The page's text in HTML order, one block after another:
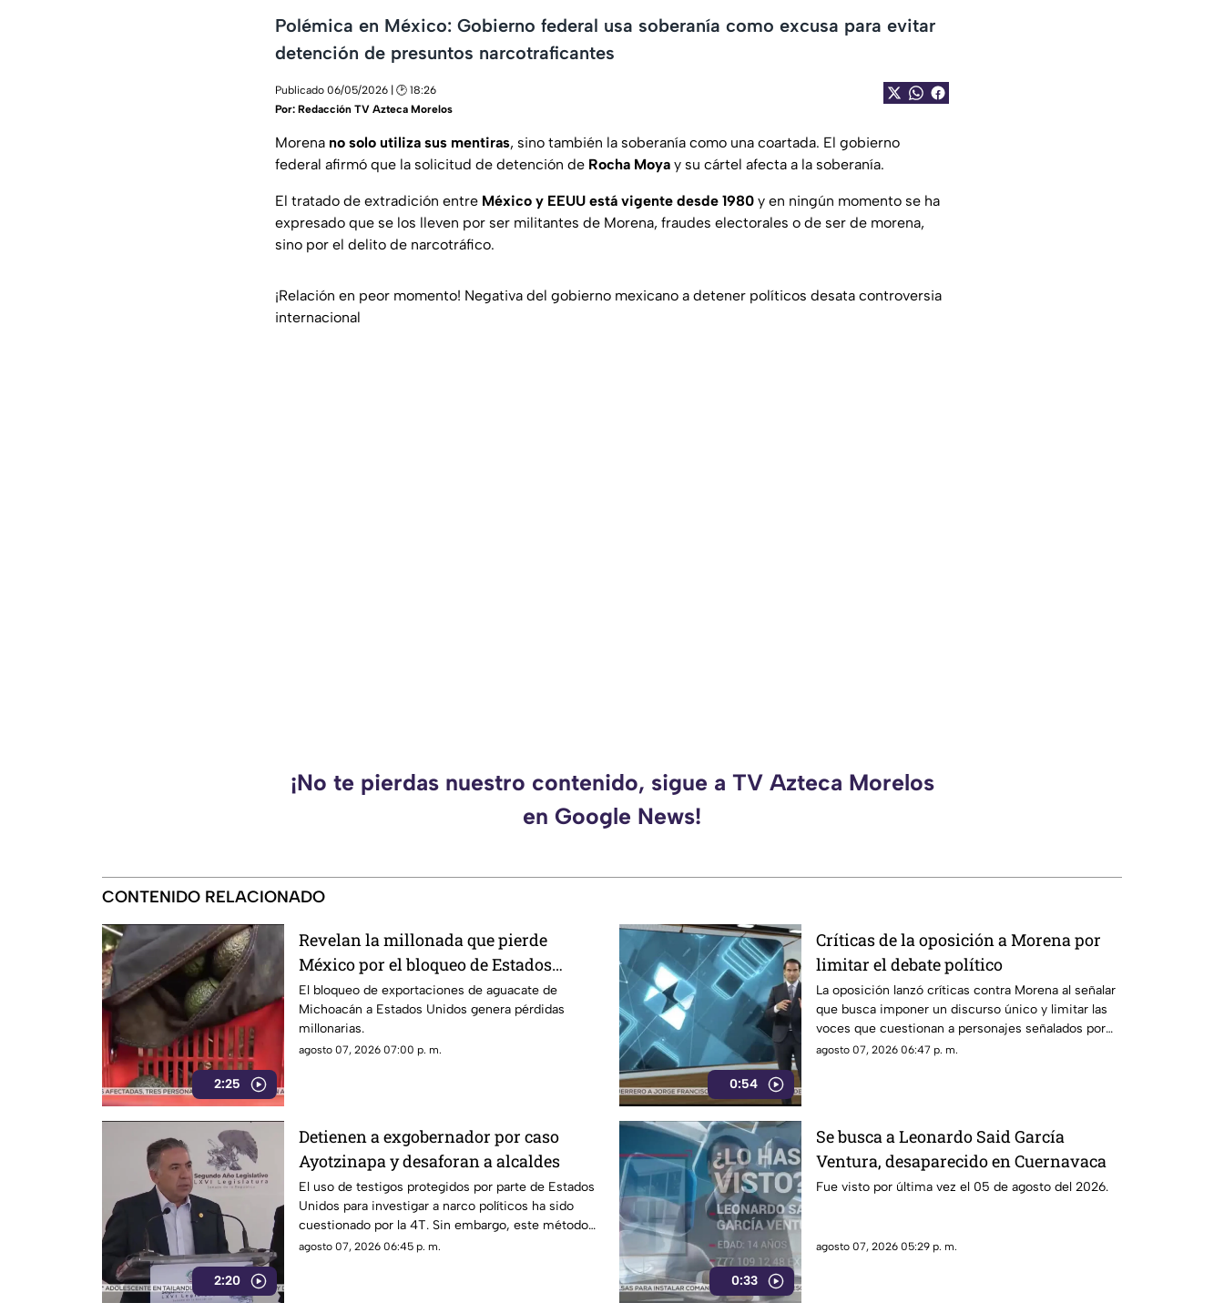
Polémica en México: Gobierno federal usa soberanía como excusa para evitar
detención de presuntos narcotraficantes
Publicado 06/05/2026 | 🕑 18:26
Por: Redacción TV Azteca Morelos
Morena no solo utiliza sus mentiras, sino también la soberanía como una coartada. El gobierno
federal afirmó que la solicitud de detención de Rocha Moya y su cártel afecta a la soberanía.
El tratado de extradición entre México y EEUU está vigente desde 1980 y en ningún momento se ha
expresado que se los lleven por ser militantes de Morena, fraudes electorales o de ser de morena,
sino por el delito de narcotráfico.
¡Relación en peor momento! Negativa del gobierno mexicano a detener políticos desata controversia
internacional
¡No te pierdas nuestro contenido, sigue a TV Azteca Morelos
en Google News!
CONTENIDO RELACIONADO
2:25
Revelan la millonada que pierde
México por el bloqueo de Estados
Unidos al aguacate de Michoacán
El bloqueo de exportaciones de aguacate de
Michoacán a Estados Unidos genera pérdidas
millonarias.
agosto 07, 2026 07:00 p. m.
0:54
Críticas de la oposición a Morena por
limitar el debate político
La oposición lanzó críticas contra Morena al señalar
que busca imponer un discurso único y limitar las
voces que cuestionan a personajes señalados por
presuntos vínculos con la narcopolítica de la 4T.
agosto 07, 2026 06:47 p. m.
2:20
Detienen a exgobernador por caso
Ayotzinapa y desaforan a alcaldes
El uso de testigos protegidos por parte de Estados
Unidos para investigar a narco políticos ha sido
cuestionado por la 4T. Sin embargo, este método
también ha colocado bajo la lupa a funcionarios y
agosto 07, 2026 06:45 p. m.
0:33
Se busca a Leonardo Said García
Ventura, desaparecido en Cuernavaca
Fue visto por última vez el 05 de agosto del 2026.
agosto 07, 2026 05:29 p. m.